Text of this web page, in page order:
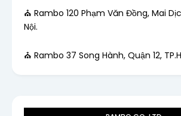
⛪ Rambo 120 Phạm Văn Đồng, Mai
Nội.
⛪ Rambo 37 Song Hành, Quận 12,